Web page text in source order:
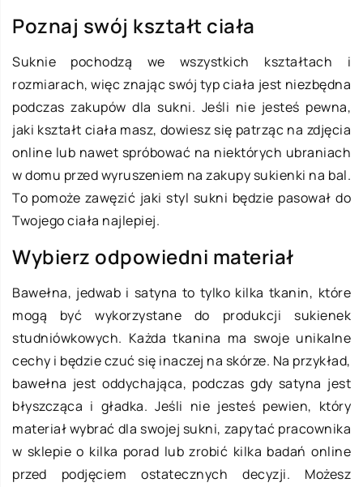
Poznaj swój kształt ciała
Suknie pochodzą we wszystkich kształtach i
rozmiarach, więc znając swój typ ciała jest niezbędna
podczas zakupów dla sukni. Jeśli nie jesteś pewna,
jaki kształt ciała masz, dowiesz się patrząc na zdjęcia
online lub nawet spróbować na niektórych ubraniach
w domu przed wyruszeniem na zakupy sukienki na bal.
To pomoże zawęzić jaki styl sukni będzie pasował do
Twojego ciała najlepiej.
Wybierz odpowiedni materiał
Bawełna, jedwab i satyna to tylko kilka tkanin, które
mogą być wykorzystane do produkcji sukienek
studniówkowych. Każda tkanina ma swoje unikalne
cechy i będzie czuć się inaczej na skórze. Na przykład,
bawełna jest oddychająca, podczas gdy satyna jest
błyszcząca i gładka. Jeśli nie jesteś pewien, który
materiał wybrać dla swojej sukni, zapytać pracownika
w sklepie o kilka porad lub zrobić kilka badań online
przed podjęciem ostatecznych decyzji. Możesz